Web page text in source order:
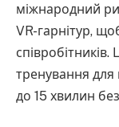
міжнародний
VR-гарнітур,
тренування для
до 15 хвилин